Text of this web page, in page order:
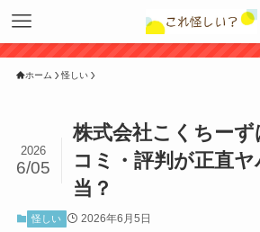
ホーム 怪しい
株式会社こくちーず
コミ・評判が正直
当？
2026
6/05
怪しい 2026年6月5日